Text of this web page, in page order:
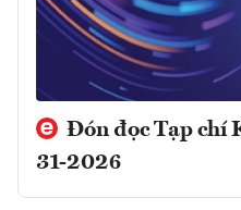
Đón đọc Tạp chí
31-2026